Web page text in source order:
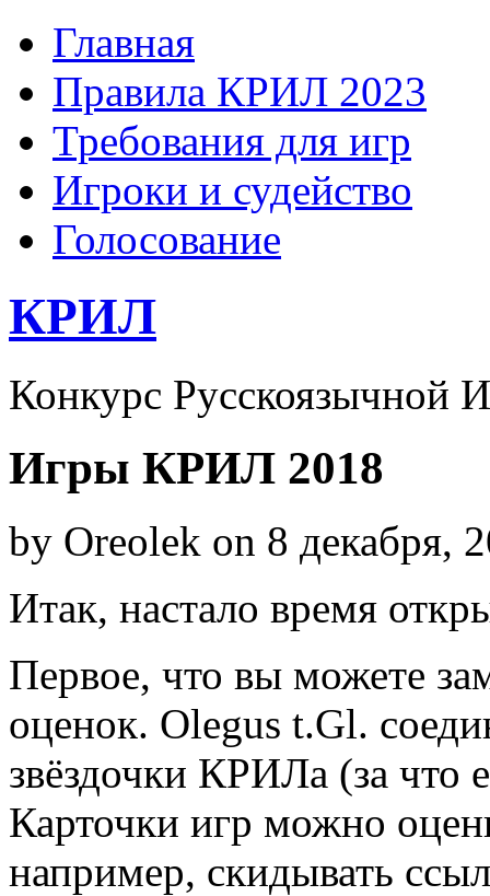
Главная
Правила КРИЛ 2023
Требования для игр
Игроки и судейство
Голосование
КРИЛ
Конкурс Русскоязычной
Игры КРИЛ 2018
by Oreolek on 8 декабря,
Итак, настало время
Первое, что вы можете
оценок. Olegus t.Gl.
звёздочки КРИЛа (за что
Карточки игр можно
например, скидывать